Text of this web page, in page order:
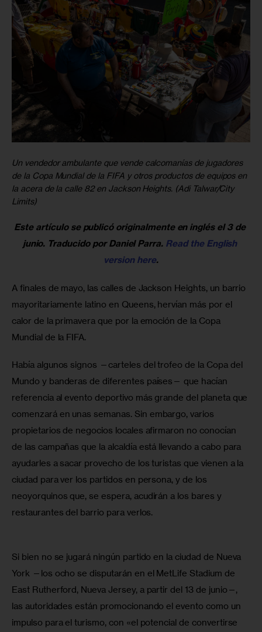
Un vendedor ambulante que vende calcomanías de jugadores
de la Copa Mundial de la FIFA y otros productos de equipos en
la acera de la calle 82 en Jackson Heights. (Adi Talwar/City
Limits)
Este artículo se publicó originalmente en inglés el 3 de
junio. Traducido por Daniel Parra. Read the English
version here.
A finales de mayo, las calles de Jackson Heights, un barrio
mayoritariamente latino en Queens, hervían más por el
calor de la primavera que por la emoción de la Copa
Mundial de la FIFA.
Había algunos signos —carteles del trofeo de la Copa del
Mundo y banderas de diferentes países— que hacían
referencia al evento deportivo más grande del planeta que
comenzará en unas semanas. Sin embargo, varios
propietarios de negocios locales afirmaron no conocían
de las campañas que la alcaldía está llevando a cabo para
ayudarles a sacar provecho de los turistas que vienen a la
ciudad para ver los partidos en persona, y de los
neoyorquinos que, se espera, acudirán a los bares y
restaurantes del barrio para verlos.
Si bien no se jugará ningún partido en la ciudad de Nueva
York —los ocho se disputarán en el MetLife Stadium de
East Rutherford, Nueva Jersey, a partir del 13 de junio—,
las autoridades están promocionando el evento como un
impulso para el turismo, con «el potencial de convertirse